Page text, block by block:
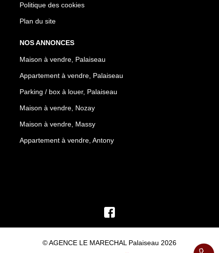
Politique des cookies
Plan du site
NOS ANNONCES
Maison à vendre, Palaiseau
Appartement à vendre, Palaiseau
Parking / box à louer, Palaiseau
Maison à vendre, Nozay
Maison à vendre, Massy
Appartement à vendre, Antony
© AGENCE LE MARECHAL Palaiseau 2026